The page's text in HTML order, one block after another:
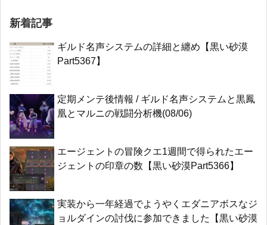
新着記事
ギルド名声システムの詳細と纏め【黒い砂漠
Part5367】
定期メンテ後情報 / ギルド名声システムと黒鳳
凰とマルニの戦闘分析機(08/06)
エージェントの冒険クエ1週間で得られたエー
ジェントの印章の数【黒い砂漠Part5366】
実装から一年経過でようやくエダニアボスなジ
ョルダインの討伐に参加できました【黒い砂漠